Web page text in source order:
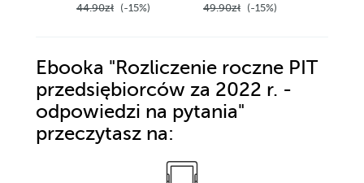
44.90zł (-15%) 49.90zł (-15%)
Ebooka "Rozliczenie roczne PIT
przedsiębiorców za 2022 r. -
odpowiedzi na pytania"
przeczytasz na: